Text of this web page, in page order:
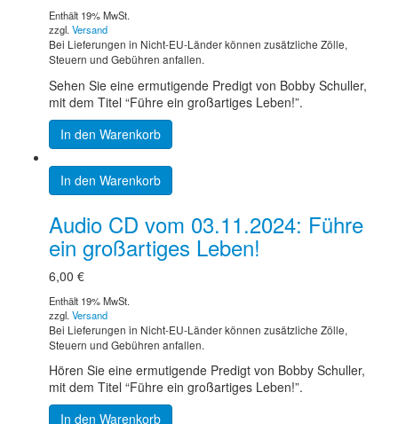
Enthält 19% MwSt.
zzgl. Versand
Bei Lieferungen in Nicht-EU-Länder können zusätzliche Zölle,
Steuern und Gebühren anfallen.
Sehen Sie eine ermutigende Predigt von Bobby Schuller,
mit dem Titel “Führe ein großartiges Leben!”.
In den Warenkorb
In den Warenkorb
Audio CD vom 03.11.2024: Führe
ein großartiges Leben!
6,00 €
Enthält 19% MwSt.
zzgl. Versand
Bei Lieferungen in Nicht-EU-Länder können zusätzliche Zölle,
Steuern und Gebühren anfallen.
Hören Sie eine ermutigende Predigt von Bobby Schuller,
mit dem Titel “Führe ein großartiges Leben!”.
In den Warenkorb